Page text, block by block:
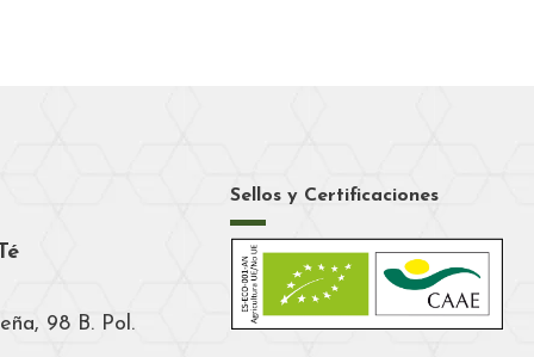
98 B. Pol.
Sellos y Certificaciones